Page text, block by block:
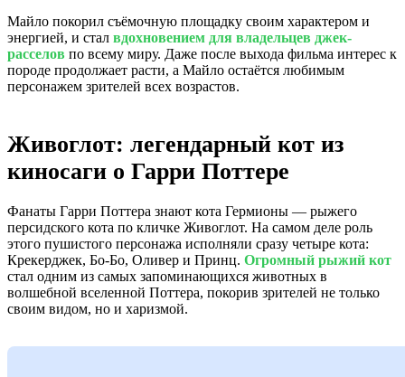
Майло покорил съёмочную площадку своим характером и
энергией, и стал вдохновением для владельцев джек-
расселов по всему миру. Даже после выхода фильма интерес к
породе продолжает расти, а Майло остаётся любимым
персонажем зрителей всех возрастов.
Живоглот: легендарный кот из
киносаги о Гарри Поттере
Фанаты Гарри Поттера знают кота Гермионы — рыжего
персидского кота по кличке Живоглот. На самом деле роль
этого пушистого персонажа исполняли сразу четыре кота:
Крекерджек, Бо-Бо, Оливер и Принц. Огромный рыжий кот
стал одним из самых запоминающихся животных в
волшебной вселенной Поттера, покорив зрителей не только
своим видом, но и харизмой.